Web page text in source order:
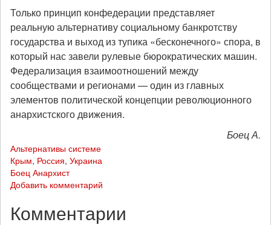
Только принцип конфедерации представляет
реальную альтернативу социальному банкротству
государства и выход из тупика «бесконечного» спора, в
который нас завели рулевые бюрократических машин.
Федерализация взаимоотношений между
сообществами и регионами — один из главных
элементов политической концепции революционного
анархистского движения.
Боец А.
Альтернативы системе
Крым, Россия, Украина
Боец Анархист
Добавить комментарий
Комментарии